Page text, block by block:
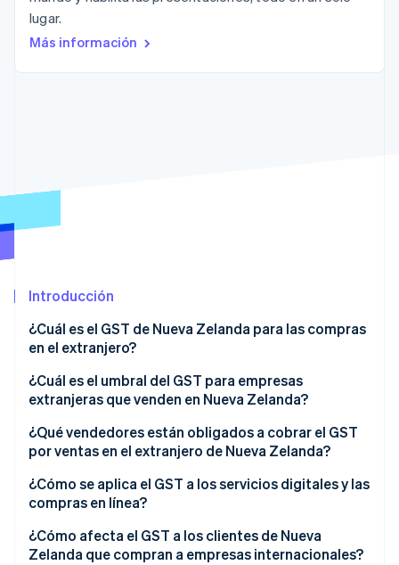
Más
Climate
Sesiones de Stripe 2026
Descubre cómo Stripe construye la infraestructura
Mirar ahora
profesionales
lugar.
Más información
Introducción
¿Cuál es el GST de Nueva Zelanda para las compras
en el extranjero?
¿Cuál es el umbral del GST para empresas
extranjeras que venden en Nueva Zelanda?
¿Qué vendedores están obligados a cobrar el GST
por ventas en el extranjero de Nueva Zelanda?
Vendedores directos en el extranjero
Marketplaces en línea
Reenvíos y servicios de compras personales
¿Cómo se aplica el GST a los servicios digitales y las
compras en línea?
¿Cómo afecta el GST a los clientes de Nueva
Zelanda que compran a empresas internacionales?